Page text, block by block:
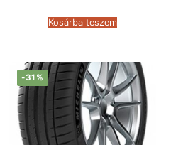
47.511 Ft.
Kosárba teszem
-31%